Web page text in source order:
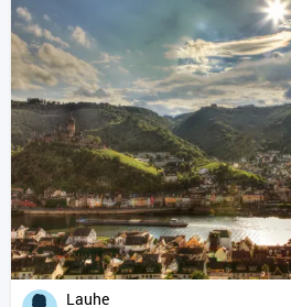
Lauhe